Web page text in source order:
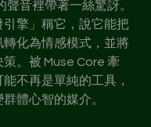
聲音裡帶著一絲驚訝。
引擎」稱它，說它能把
轉化為情感模式，並將
。被 Muse Core 牽
不再是單純的工具，
體心智的媒介。